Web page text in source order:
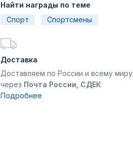
Найти награды по теме
Спорт
Спортсмены
Доставка
Доставляем по России и всему миру
через Почта России, СДЕК
Подробнее